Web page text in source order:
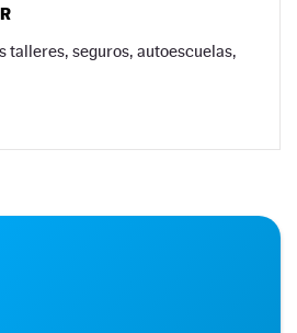
talleres, seguros, autoescuelas,